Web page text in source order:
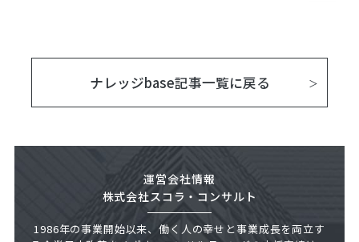
ナレッジbase記事一覧に戻る
運営会社情報
株式会社スコラ・コンサルト
1986年の事業開始以来、働く人の幸せと事業成長を両立す